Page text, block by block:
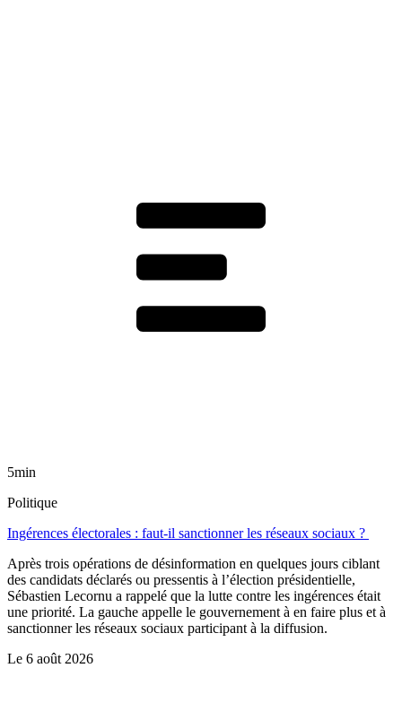
5min
Politique
Ingérences électorales : faut-il sanctionner les réseaux sociaux ?
Après trois opérations de désinformation en quelques jours ciblant
des candidats déclarés ou pressentis à l’élection présidentielle,
Sébastien Lecornu a rappelé que la lutte contre les ingérences était
une priorité. La gauche appelle le gouvernement à en faire plus et à
sanctionner les réseaux sociaux participant à la diffusion.
Le 6 août 2026